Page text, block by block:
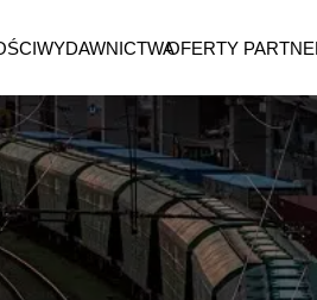
WYDAWNICTWAOFERTY